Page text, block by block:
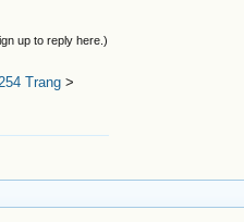
up to reply here.)
Trang>